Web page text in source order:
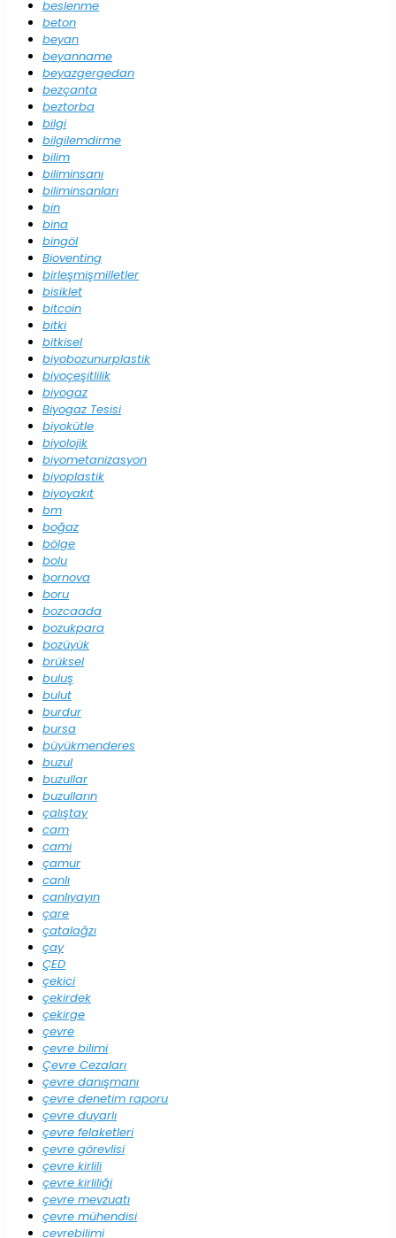
beslenme
beton
beyan
beyanname
beyazgergedan
bezçanta
beztorba
bilgi
bilgilemdirme
bilim
biliminsanı
biliminsanları
bin
bina
bingöl
Bioventing
birleşmişmilletler
bisiklet
bitcoin
bitki
bitkisel
biyobozunurplastik
biyoçeşitlilik
biyogaz
Biyogaz Tesisi
biyokütle
biyolojik
biyometanizasyon
biyoplastik
biyoyakıt
bm
boğaz
bölge
bolu
bornova
boru
bozcaada
bozukpara
bozüyük
brüksel
buluş
bulut
burdur
bursa
büyükmenderes
buzul
buzullar
buzulların
çalıştay
cam
cami
çamur
canlı
canlıyayın
çare
çatalağzı
çay
ÇED
çekici
çekirdek
çekirge
çevre
çevre bilimi
Çevre Cezaları
çevre danışmanı
çevre denetim raporu
çevre duyarlı
çevre felaketleri
çevre görevlisi
çevre kirlili
çevre kirliliği
çevre mevzuatı
çevre mühendisi
cevrebilimi